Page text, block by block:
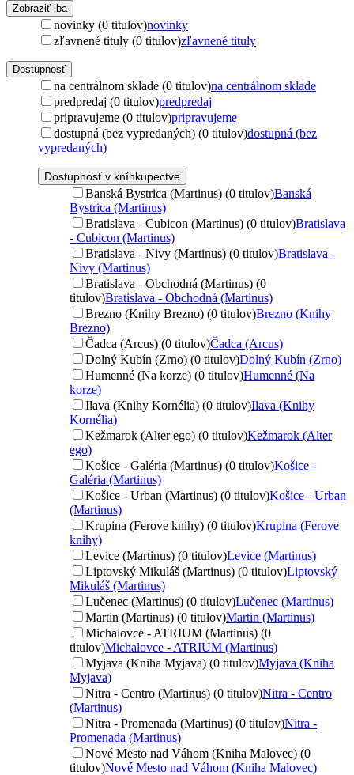
Zobraziť iba
novinky (0 titulov)novinky
zľavnené tituly (0 titulov)zľavnené tituly
Dostupnosť
na centrálnom sklade (0 titulov)na centrálnom sklade
predpredaj (0 titulov)predpredaj
pripravujeme (0 titulov)pripravujeme
dostupná (bez vypredaných) (0 titulov)dostupná (bez
vypredaných)
Dostupnosť v kníhkupectve
Banská Bystrica (Martinus) (0 titulov)Banská
Bystrica (Martinus)
Bratislava - Cubicon (Martinus) (0 titulov)Bratislava
- Cubicon (Martinus)
Bratislava - Nivy (Martinus) (0 titulov)Bratislava -
Nivy (Martinus)
Bratislava - Obchodná (Martinus) (0
titulov)Bratislava - Obchodná (Martinus)
Brezno (Knihy Brezno) (0 titulov)Brezno (Knihy
Brezno)
Čadca (Arcus) (0 titulov)Čadca (Arcus)
Dolný Kubín (Zrno) (0 titulov)Dolný Kubín (Zrno)
Humenné (Na korze) (0 titulov)Humenné (Na
korze)
Ilava (Knihy Kornélia) (0 titulov)Ilava (Knihy
Kornélia)
Kežmarok (Alter ego) (0 titulov)Kežmarok (Alter
ego)
Košice - Galéria (Martinus) (0 titulov)Košice -
Galéria (Martinus)
Košice - Urban (Martinus) (0 titulov)Košice - Urban
(Martinus)
Krupina (Ferove knihy) (0 titulov)Krupina (Ferove
knihy)
Levice (Martinus) (0 titulov)Levice (Martinus)
Liptovský Mikuláš (Martinus) (0 titulov)Liptovský
Mikuláš (Martinus)
Lučenec (Martinus) (0 titulov)Lučenec (Martinus)
Martin (Martinus) (0 titulov)Martin (Martinus)
Michalovce - ATRIUM (Martinus) (0
titulov)Michalovce - ATRIUM (Martinus)
Myjava (Kniha Myjava) (0 titulov)Myjava (Kniha
Myjava)
Nitra - Centro (Martinus) (0 titulov)Nitra - Centro
(Martinus)
Nitra - Promenada (Martinus) (0 titulov)Nitra -
Promenada (Martinus)
Nové Mesto nad Váhom (Kniha Malovec) (0
titulov)Nové Mesto nad Váhom (Kniha Malovec)